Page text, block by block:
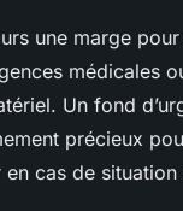
une marge
médicales
Un fond
précieux
cas de situation